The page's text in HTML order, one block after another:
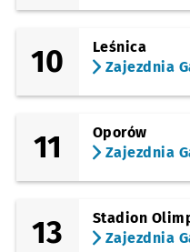
10
Leśnica
Zajezdnia
11
Oporów
Zajezdnia
13
Stadion
Zajezdnia